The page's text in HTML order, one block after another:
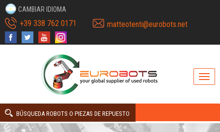
CAMBIAR IDIOMA
+39 338 762 0171 matteotenti@eurobots.net
BÚSQUEDA ROBOTS O PIEZAS DE REPUESTO